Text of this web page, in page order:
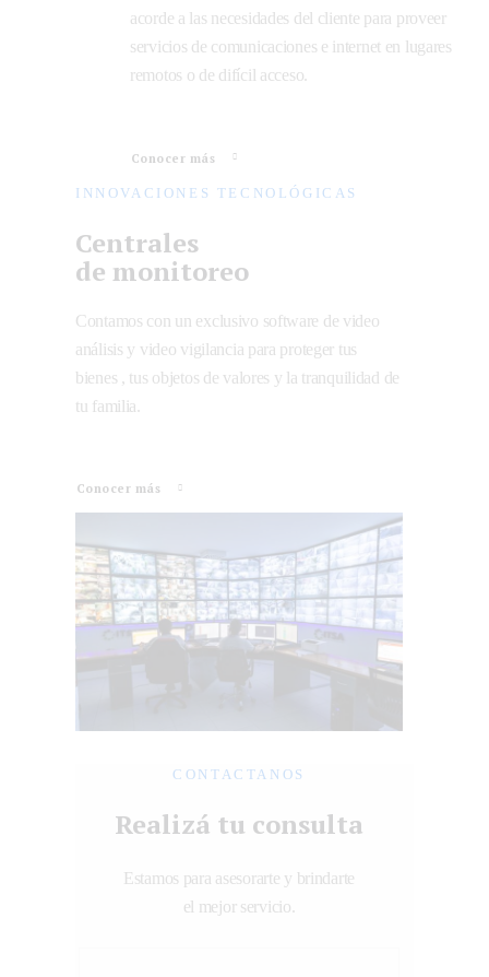
acorde a las necesidades del cliente para proveer
servicios de comunicaciones e internet en lugares
remotos o de difícil acceso.
Conocer más
INNOVACIONES TECNOLÓGICAS
Centrales
de monitoreo
Contamos con un exclusivo software de video
análisis y video vigilancia para proteger tus
bienes , tus objetos de valores y la tranquilidad de
tu familia.
Conocer más
CONTACTANOS
Realizá tu consulta
Estamos para asesorarte y brindarte
el mejor servicio.